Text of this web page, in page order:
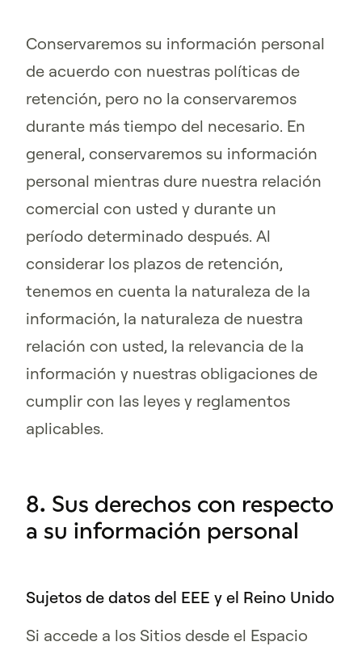
Conservaremos su información personal
de acuerdo con nuestras políticas de
retención, pero no la conservaremos
durante más tiempo del necesario. En
general, conservaremos su información
personal mientras dure nuestra relación
comercial con usted y durante un
período determinado después. Al
considerar los plazos de retención,
tenemos en cuenta la naturaleza de la
información, la naturaleza de nuestra
relación con usted, la relevancia de la
información y nuestras obligaciones de
cumplir con las leyes y reglamentos
aplicables.
8. Sus derechos con respecto
a su información personal
Sujetos de datos del EEE y el Reino Unido
Si accede a los Sitios desde el Espacio